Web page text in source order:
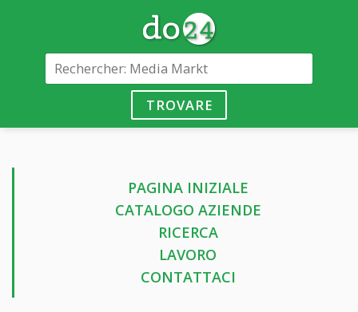
TROVARE
PAGINA INIZIALE
CATALOGO AZIENDE
RICERCA
LAVORO
CONTATTACI